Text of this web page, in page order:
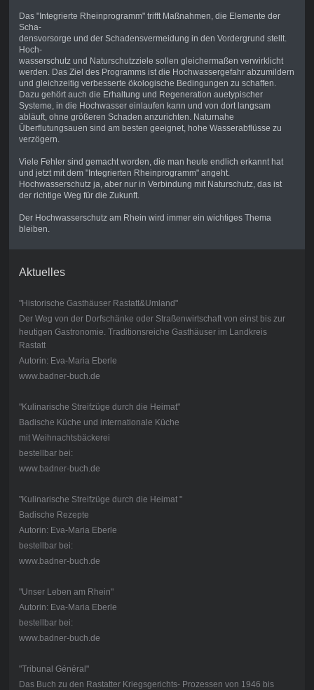
Das "Integrierte Rheinprogramm" trifft Maßnahmen, die Elemente der
Scha-
densvorsorge und der Schadensvermeidung in den Vordergrund stellt.
Hoch-
wasserschutz und Naturschutzziele sollen gleichermaßen verwirklicht
werden. Das Ziel des Programms ist die Hochwassergefahr abzumildern
und gleichzeitig verbesserte ökologische Bedingungen zu schaffen.
Dazu gehört auch die Erhaltung und Regeneration auetypischer
Systeme, in die Hochwasser einlaufen kann und von dort langsam
abläuft, ohne größeren Schaden anzurichten. Naturnahe
Überflutungsauen sind am besten geeignet, hohe Wasserabflüsse zu
verzögern.
Viele Fehler sind gemacht worden, die man heute endlich erkannt hat
und jetzt mit dem "Integrierten Rheinprogramm" angeht.
Hochwasserschutz ja, aber nur in Verbindung mit Naturschutz, das ist
der richtige Weg für die Zukunft.
Der Hochwasserschutz am Rhein wird immer ein wichtiges Thema
bleiben.
Aktuelles
"Historische Gasthäuser Rastatt&Umland"
Der Weg von der Dorfschänke oder Straßenwirtschaft von einst bis zur
heutigen Gastronomie. Traditionsreiche Gasthäuser im Landkreis
Rastatt
Autorin: Eva-Maria Eberle
www.badner-buch.de
"Kulinarische Streifzüge durch die Heimat"
Badische Küche und internationale Küche
mit Weihnachtsbäckerei
bestellbar bei:
www.badner-buch.de
"Kulinarische Streifzüge durch die Heimat "
Badische Rezepte
Autorin: Eva-Maria Eberle
bestellbar bei:
www.badner-buch.de
"Unser Leben am Rhein"
Autorin: Eva-Maria Eberle
bestellbar bei:
www.badner-buch.de
"Tribunal Général"
Das Buch zu den Rastatter Kriegsgerichts- Prozessen von 1946 bis